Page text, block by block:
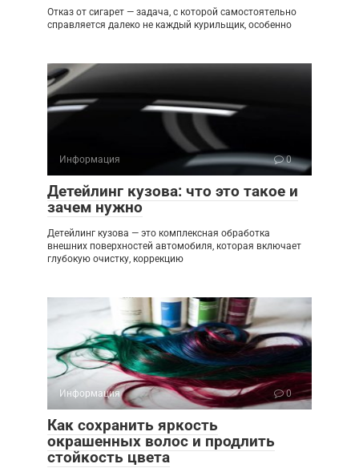
Отказ от сигарет — задача, с которой самостоятельно
справляется далеко не каждый курильщик, особенно
Информация 0
Детейлинг кузова: что это такое и
зачем нужно
Детейлинг кузова — это комплексная обработка
внешних поверхностей автомобиля, которая включает
глубокую очистку, коррекцию
Информация 0
Как сохранить яркость
окрашенных волос и продлить
стойкость цвета